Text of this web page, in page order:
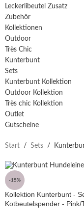
Leckerlibeutel Zusatz
Zubehör
Kollektionen
Outdoor
Très Chic
Kunterbunt
Sets
Kunterbunt Kollektion
Outdoor Kollektion
Très chic Kollektion
Outlet
Gutscheine
Start / Sets /
-15%
Kollektion Kunterbunt -
Kotbeutelspender - Pink/